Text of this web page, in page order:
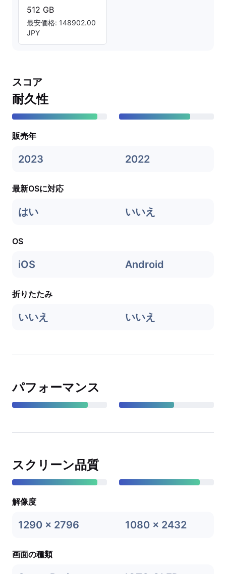
512 GB
最安価格: 148902.00
JPY
スコア
耐久性
販売年
2023 2022
最新OSに対応
はい いいえ
OS
iOS Android
折りたたみ
いいえ いいえ
パフォーマンス
スクリーン品質
解像度
1290 x 2796 1080 x 2432
画面の種類